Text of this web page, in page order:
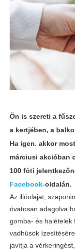
Ön is szereti a
a kertjében, a
Ha igen. akkor
márciusi akcióban
100 fóti
Facebook-oldalán.
Az illóolajat,
óvatosan adagolva
gomba- és halételek
vadhúsok
javítja a